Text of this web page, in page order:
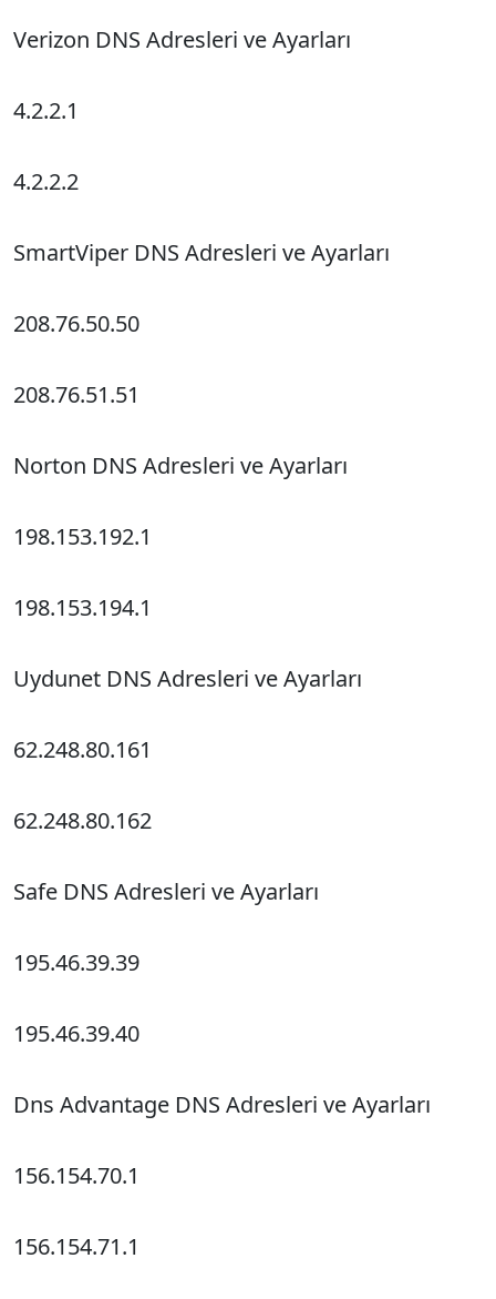
Verizon DNS Adresleri ve Ayarları
4.2.2.1
4.2.2.2
SmartViper DNS Adresleri ve Ayarları
208.76.50.50
208.76.51.51
Norton DNS Adresleri ve Ayarları
198.153.192.1
198.153.194.1
Uydunet DNS Adresleri ve Ayarları
62.248.80.161
62.248.80.162
Safe DNS Adresleri ve Ayarları
195.46.39.39
195.46.39.40
Dns Advantage DNS Adresleri ve Ayarları
156.154.70.1
156.154.71.1